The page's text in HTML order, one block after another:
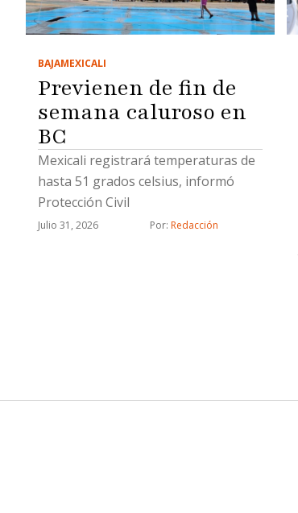
BAJAMEXICALI
Previenen de fin de
semana caluroso en
BC
Mexicali registrará temperaturas de
hasta 51 grados celsius, informó
Protección Civil
Julio 31, 2026 Por: Redacción